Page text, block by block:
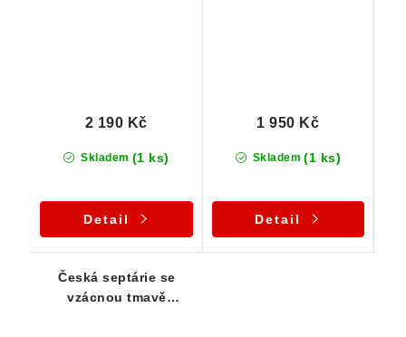
Skladem (1 ks)
2 190 Kč
Detail
Skladem (1 ks)
1 950 Kč
Detail
Česká septárie se
vzácnou tmavě